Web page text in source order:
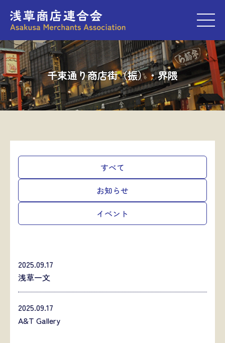
千束通り商店街（振）・界隈
すべて
お知らせ
イベント
2025.09.17
浅草一文
2025.09.17
A&T Gallery